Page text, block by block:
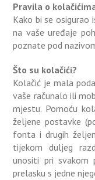
Pravila o
Kako bi se osigurao
na vaše uređaje
poznate pod
Što su kolačići?
Kolačić je mala
vaše računalo ili
mjestu. Pomoću
željene postavke
fonta i drugih
tijekom duljeg
unositi pri svakom
prelasku s jedne